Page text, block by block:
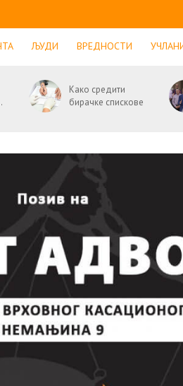
ЉУДИ ВРЕДНОСТИ
Како средити
бирачке спискове